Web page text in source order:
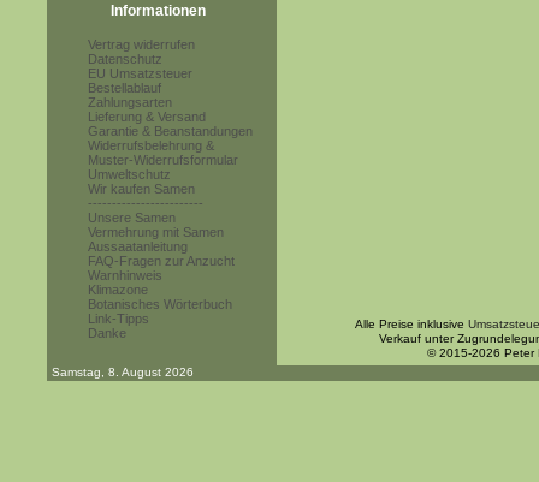
Informationen
Vertrag widerrufen
Datenschutz
EU Umsatzsteuer
Bestellablauf
Zahlungsarten
Lieferung & Versand
Garantie & Beanstandungen
Widerrufsbelehrung &
Muster-Widerrufsformular
Umweltschutz
Wir kaufen Samen
------------------------
Unsere Samen
Vermehrung mit Samen
Aussaatanleitung
FAQ-Fragen zur Anzucht
Warnhinweis
Klimazone
Botanisches Wörterbuch
Link-Tipps
Danke
Alle Preise inklusive
Verkauf unter
© 2015-2026 Peter
Samstag, 8. August 2026